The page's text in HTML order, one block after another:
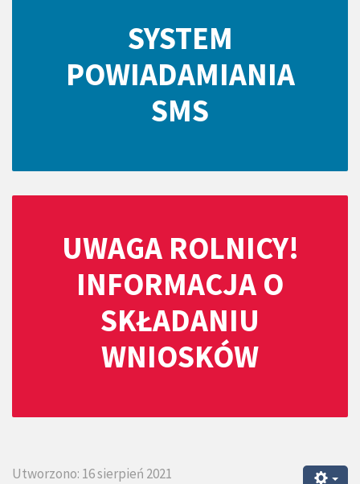
SYSTEM
POWIADAMIANIA
SMS
UWAGA ROLNICY!
INFORMACJA O
SKŁADANIU
WNIOSKÓW
Utworzono: 16 sierpień 2021